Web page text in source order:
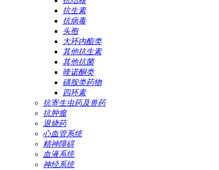
抗生素
抗病毒
头孢
大环内酯类
其他抗生素
其他抗菌
喹诺酮类
磺胺类药物
四环素
抗寄生虫药及兽药
抗肿瘤
退烧药
心血管系统
精神障碍
血液系统
神经系统